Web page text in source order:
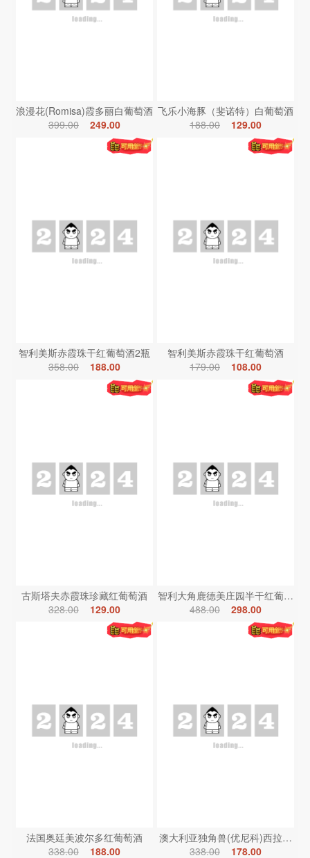
浪漫花(Romisa)霞多丽白葡萄酒
399.00
249.00
飞乐小海豚（斐诺特）白葡萄酒
188.00
129.00
智利美斯赤霞珠干红葡萄酒2瓶
358.00
188.00
智利美斯赤霞珠干红葡萄酒
179.00
108.00
古斯塔夫赤霞珠珍藏红葡萄酒
328.00
129.00
智利大角鹿德美庄园半干红葡萄酒
488.00
298.00
法国奥廷美波尔多红葡萄酒
338.00
188.00
澳大利亚独角兽(优尼科)西拉红葡
338.00
178.00